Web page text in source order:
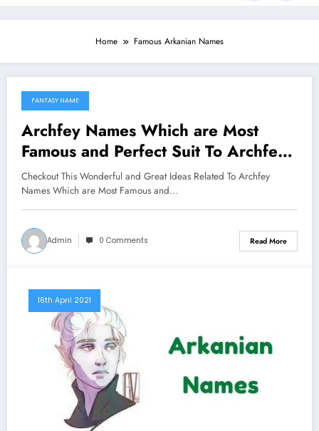
Home Famous Arkanian Names
18th April 2021
FANTASY NAME
Archfey Names Which are Most
Famous and Perfect Suit To Archfey
Fantasy Charector
Checkout This Wonderful and Great Ideas Related To Archfey
Names Which are Most Famous and…
Admin 0 Comments Read More
16th April 2021